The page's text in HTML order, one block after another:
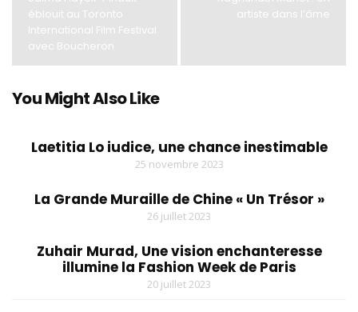
éblouit au Toronto
International Film Festival
avec Boucheron
artiste dans l’âme
You Might Also Like
Laetitia Lo iudice, une chance inestimable
25 novembre 2023
La Grande Muraille de Chine « Un Trésor »
26 juillet 2023
Zuhair Murad, Une vision enchanteresse
illumine la Fashion Week de Paris
20 juillet 2023